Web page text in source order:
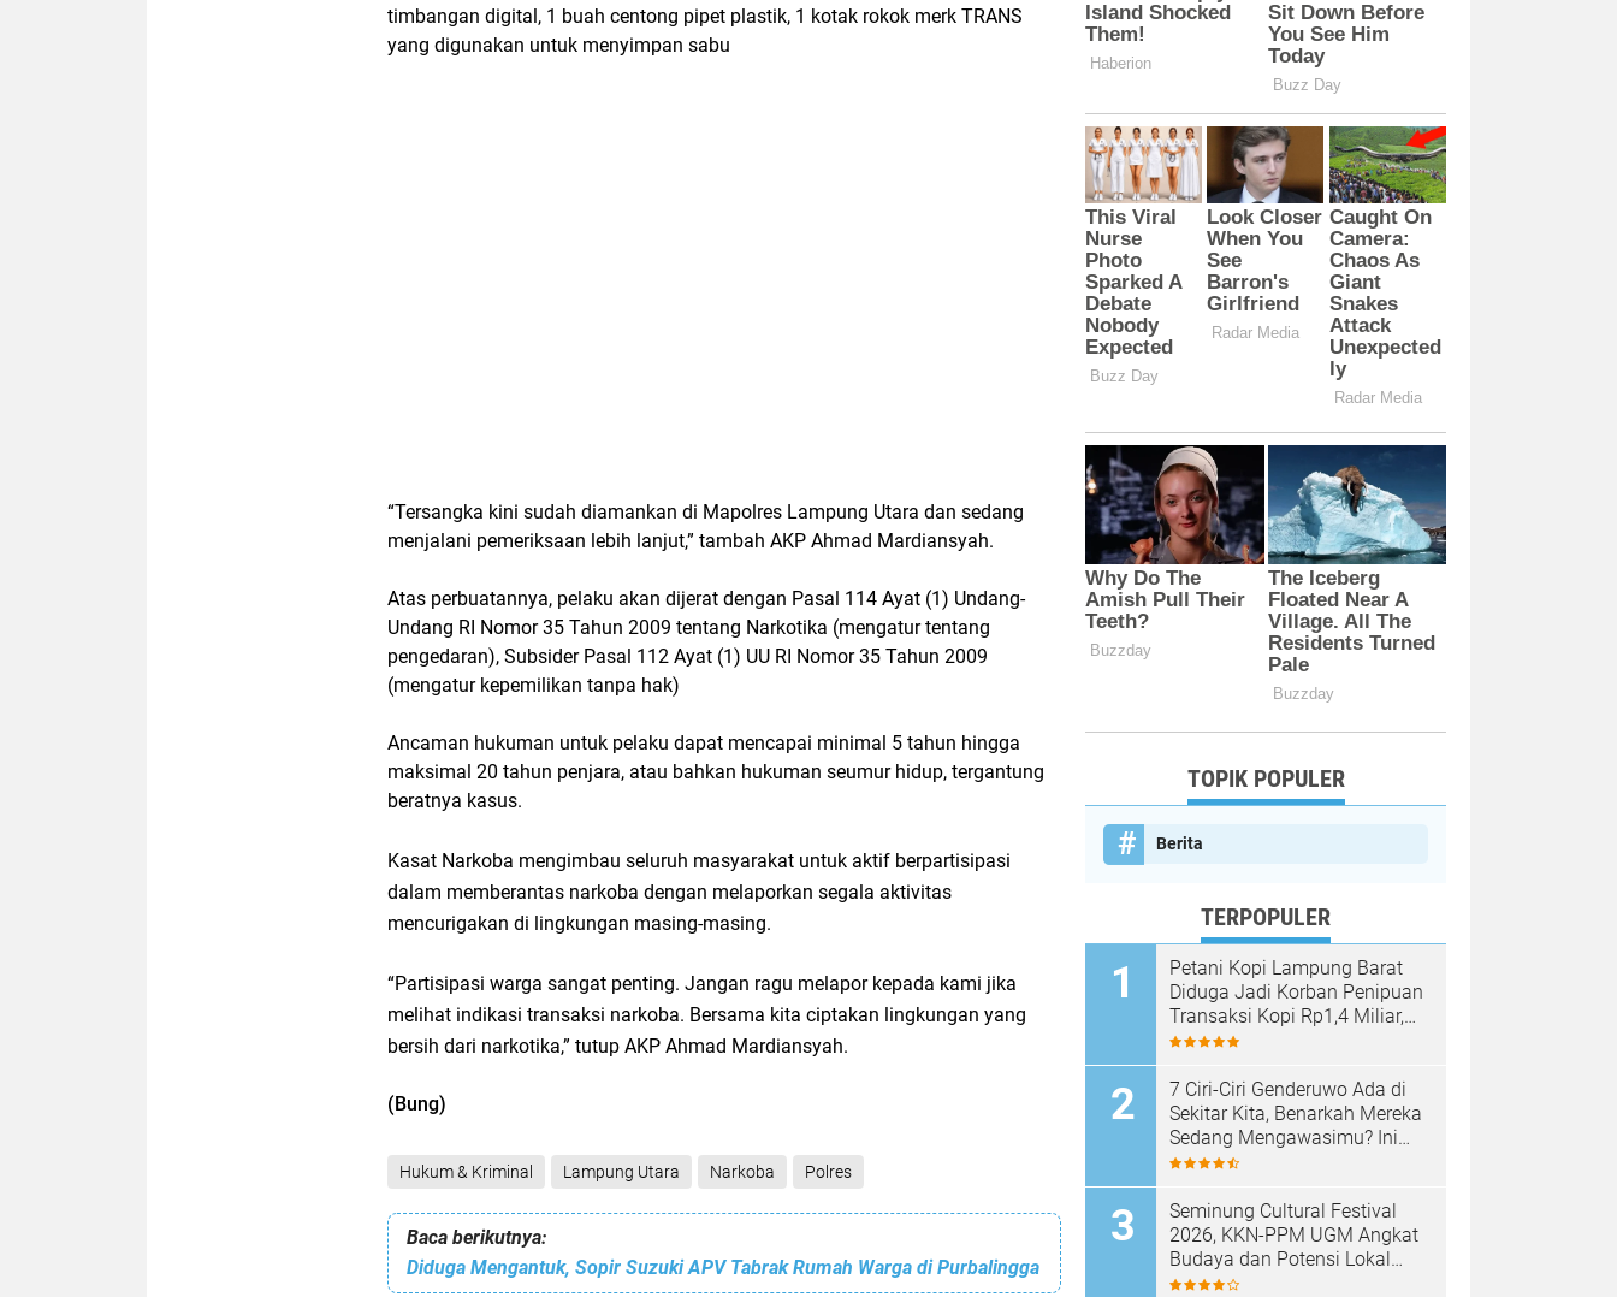
timbangan digital, 1 buah centong pipet plastik, 1 kotak rokok merk TRANS
yang digunakan untuk menyimpan sabu
“Tersangka kini sudah diamankan di Mapolres Lampung Utara dan sedang
menjalani pemeriksaan lebih lanjut,” tambah AKP Ahmad Mardiansyah.
Atas perbuatannya, pelaku akan dijerat dengan Pasal 114 Ayat (1) Undang-
Undang RI Nomor 35 Tahun 2009 tentang Narkotika (mengatur tentang
pengedaran), Subsider Pasal 112 Ayat (1) UU RI Nomor 35 Tahun 2009
(mengatur kepemilikan tanpa hak)
Ancaman hukuman untuk pelaku dapat mencapai minimal 5 tahun hingga
maksimal 20 tahun penjara, atau bahkan hukuman seumur hidup, tergantung
beratnya kasus.
Kasat Narkoba mengimbau seluruh masyarakat untuk aktif berpartisipasi
dalam memberantas narkoba dengan melaporkan segala aktivitas
mencurigakan di lingkungan masing-masing.
“Partisipasi warga sangat penting. Jangan ragu melapor kepada kami jika
melihat indikasi transaksi narkoba. Bersama kita ciptakan lingkungan yang
bersih dari narkotika,” tutup AKP Ahmad Mardiansyah.
(Bung)
Hukum & Kriminal Lampung Utara Narkoba Polres
Baca berikutnya:
Diduga Mengantuk, Sopir Suzuki APV Tabrak Rumah Warga di Purbalingga
TOPIK POPULER
Berita
TERPOPULER
Petani Kopi Lampung Barat
Diduga Jadi Korban Penipuan
Transaksi Kopi Rp1,4 Miliar,
Kasus Dilaporkan ke Polda
7 Ciri-Ciri Genderuwo Ada di
Sekitar Kita, Benarkah Mereka
Sedang Mengawasimu? Ini
Tanda-Tanda yang Sering
Seminung Cultural Festival
2026, KKN-PPM UGM Angkat
Budaya dan Potensi Lokal
Lumbok Seminung